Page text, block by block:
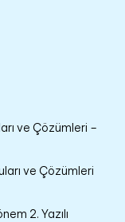
ve Çözümleri –
ve Çözümleri
2. Yazılı